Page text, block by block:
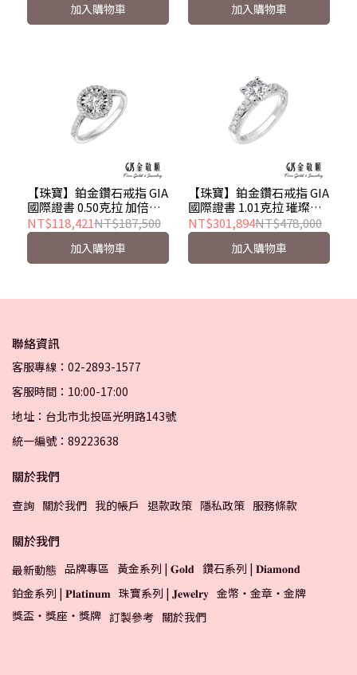
加入購物車 加入購物車
【珠寶】鉑金鑽石戒指 GIA
國際證書 0.50克拉 加倍閃
耀
NT$118,421NT$187,500
加入購物車
【珠寶】鉑金鑽石戒指 GIA
國際證書 1.01克拉 璀璨之
光
NT$301,894NT$478,000
加入購物車
聯絡資訊
客服專線：02-2893-1577
客服時間：10:00-17:00
地址：台北市北投區光明路143號
統一編號：89223638
關於我們
查詢 關於我們 我的帳戶 退款政策 隱私政策 服務條款
關於我們
最新動態 品牌專區 黃金系列 | 𝐆𝐨𝐥𝐝 鑽石系列 | 𝐃𝐢𝐚𝐦𝐨𝐧𝐝
鉑金系列 | 𝐏𝐥𝐚𝐭𝐢𝐧𝐮𝐦 珠寶系列 | 𝐉𝐞𝐰𝐞𝐥𝐫𝐲 金幣・金章・金牌
獎盃・獎座・獎牌 訂製參考 關於我們